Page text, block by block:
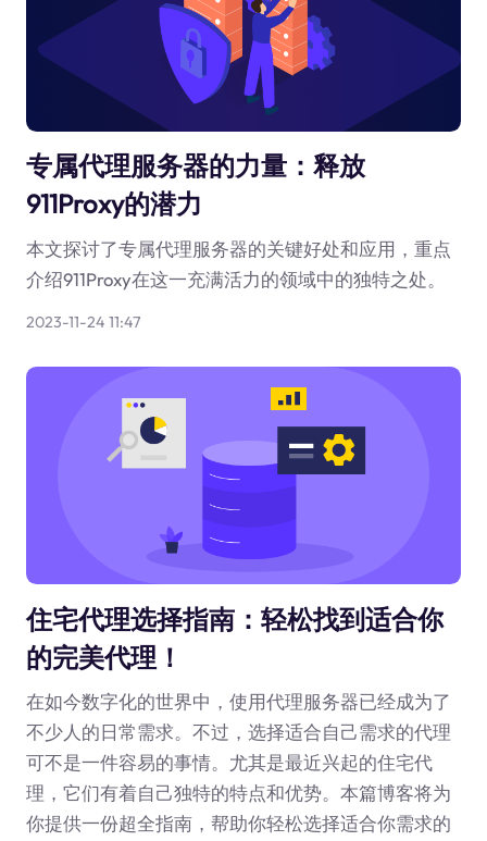
专属代理服务器的力量：释放
911Proxy的潜力
本文探讨了专属代理服务器的关键好处和应用，重点
介绍911Proxy在这一充满活力的领域中的独特之处。
2023-11-24 11:47
住宅代理选择指南：轻松找到适合你
的完美代理！
在如今数字化的世界中，使用代理服务器已经成为了
不少人的日常需求。不过，选择适合自己需求的代理
可不是一件容易的事情。尤其是最近兴起的住宅代
理，它们有着自己独特的特点和优势。本篇博客将为
你提供一份超全指南，帮助你轻松选择适合你需求的